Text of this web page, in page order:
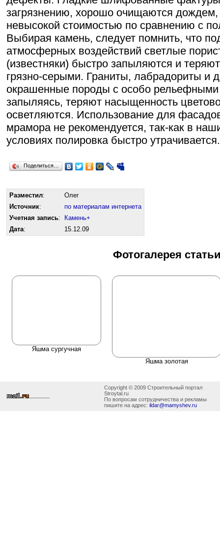
загрязнению, хорошо очищаются дождем,
невысокой стоимостью по сравнению с
Выбирая камень, следует помнить, что
атмосферных воздействий светлые
(известняки) быстро запыляются и
грязно-серыми. Граниты, лабрадориты и
окрашенные породы с особо
запыляясь, теряют насыщенность
осветляются. Использование для
мрамора не рекомендуется, так-как в
условиях полировка быстро утрачивается.
Поделиться…
Разместил:
Олег
Источник:
по материалам интернета
Учетная запись:
Камень+
Дата: 15.12.09
Фотогалерея
Яшма сургучная
Яшма золотая
Copyright © 2009 Строительный портал
Stroytal.ru
По вопросам сотрудничества и рекламы
пишите на адрес: ildar@mamyshev.ru